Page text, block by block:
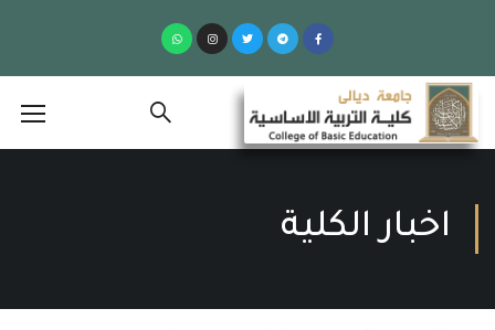
اخبار الكلية